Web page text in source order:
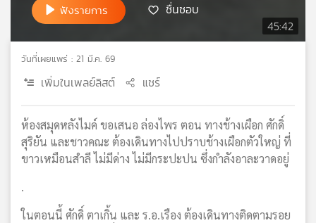
แผนที่
วิทยุ
เครือ
ข่าย
45:42
ฟังรายการ ชื่นชอบ
วันที่เผยแพร่ : 21 มี.ค. 69
เพิ่มในเพลย์ลิสต์ แชร์
ห้องสมุดหลังไมค์ ขอเสนอ ล่องไพร ตอน ทางช้างเผือก ศักดิ์
สุริยัน และชาวคณะ ต้องเดินทางไปปราบช้างเผือกตัวใหญ่ ที่
ขาวเหมือนสำลี ไม่มีด่าง ไม่มีกระปะปน ซึ่งกำลังอาละวาดอยู่
.
ในตอนนี้ ศักดิ์ ตาเกิ้น และ ร.อ.เรือง ต้องเดินทางติดตามรอย